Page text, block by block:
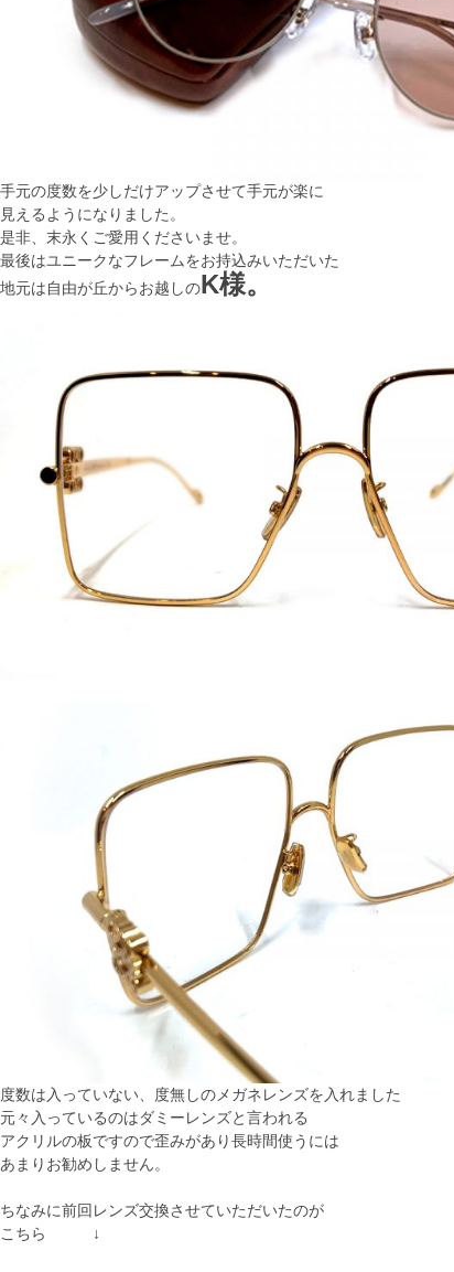
手元の度数を少しだけアップさせて手元が楽に
見えるようになりました。
是非、末永くご愛用くださいませ。
最後はユニークなフレームをお持込みいただいた
地元は自由が丘からお越しのK様。
度数は入っていない、度無しのメガネレンズを入れました
元々入っているのはダミーレンズと言われる
アクリルの板ですので歪みがあり長時間使うには
あまりお勧めしません。
ちなみに前回レンズ交換させていただいたのが
こちら ↓